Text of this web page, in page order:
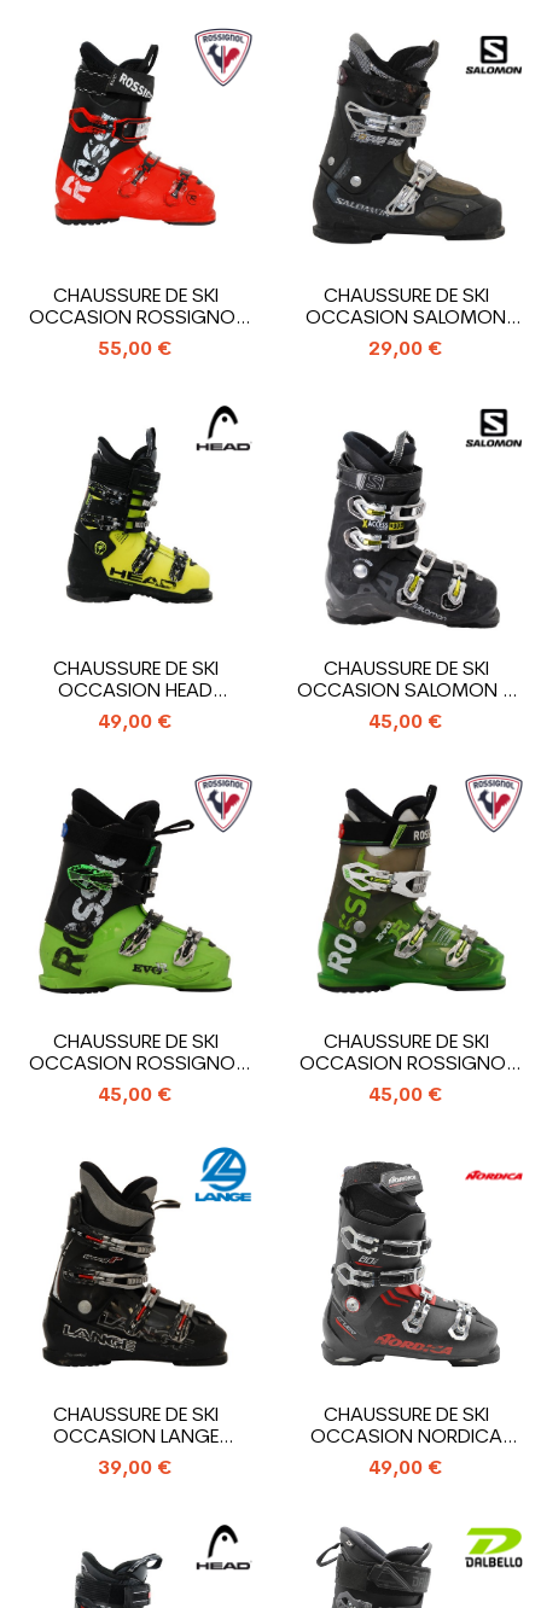
CHAUSSURE DE SKI
OCCASION ROSSIGNOL
EVO R
55,00 €
CHAUSSURE DE SKI
OCCASION SALOMON
FOCUS RS
29,00 €
CHAUSSURE DE SKI
OCCASION HEAD
ADVANT EDGE 85
49,00 €
CHAUSSURE DE SKI
OCCASION SALOMON X
ACCESS R80 WIDE
45,00 €
CHAUSSURE DE SKI
OCCASION ROSSIGNOL
EVO R
45,00 €
CHAUSSURE DE SKI
OCCASION ROSSIGNOL
EVO R
45,00 €
CHAUSSURE DE SKI
OCCASION LANGE
CONCEPT R
39,00 €
CHAUSSURE DE SKI
OCCASION NORDICA
CRUISE 80 XR
49,00 €